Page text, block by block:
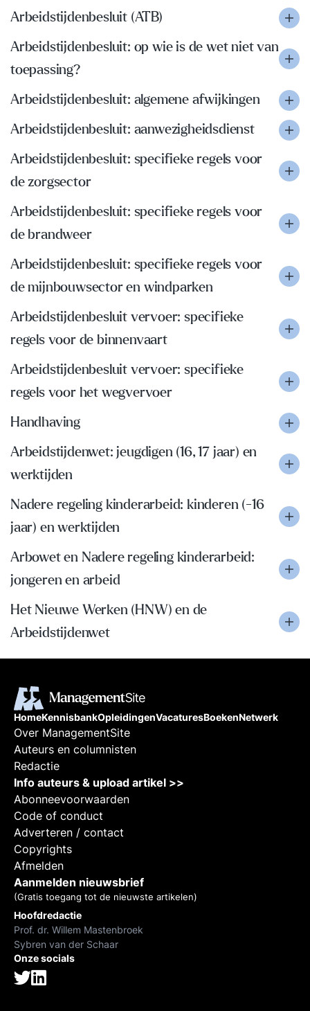
Arbeidstijdenbesluit (ATB)
Arbeidstijdenbesluit: op wie is de wet niet van
toepassing?
Arbeidstijdenbesluit: algemene afwijkingen
Arbeidstijdenbesluit: aanwezigheidsdienst
Arbeidstijdenbesluit: specifieke regels voor
de zorgsector
Arbeidstijdenbesluit: specifieke regels voor
de brandweer
Arbeidstijdenbesluit: specifieke regels voor
de mijnbouwsector en windparken
Arbeidstijdenbesluit vervoer: specifieke
regels voor de binnenvaart
Arbeidstijdenbesluit vervoer: specifieke
regels voor het wegvervoer
Handhaving
Arbeidstijdenwet: jeugdigen (16, 17 jaar) en
werktijden
Nadere regeling kinderarbeid: kinderen (-16
jaar) en werktijden
Arbowet en Nadere regeling kinderarbeid:
jongeren en arbeid
Het Nieuwe Werken (HNW) en de
Arbeidstijdenwet
HomeKennisbankOpleidingenVacaturesBoekenNetwerk
Over ManagementSite
Auteurs en columnisten
Redactie
Info auteurs & upload artikel >>
Abonneevoorwaarden
Code of conduct
Adverteren / contact
Copyrights
Afmelden
Aanmelden nieuwsbrief
(Gratis toegang tot de nieuwste artikelen)
Hoofdredactie
Prof. dr. Willem Mastenbroek
Sybren van der Schaar
Onze socials